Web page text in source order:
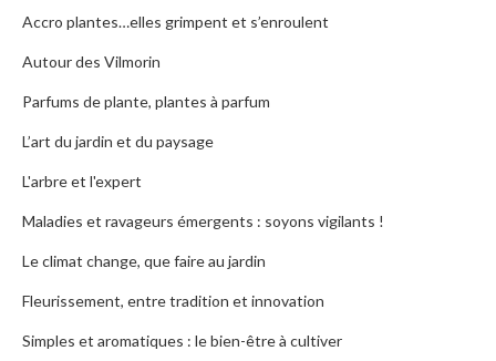
Accro plantes…elles grimpent et s’enroulent
Autour des Vilmorin
Parfums de plante, plantes à parfum
L’art du jardin et du paysage
L'arbre et l'expert
Maladies et ravageurs émergents : soyons vigilants !
Le climat change, que faire au jardin
Fleurissement, entre tradition et innovation
Simples et aromatiques : le bien-être à cultiver